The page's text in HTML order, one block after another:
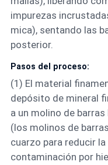
impurezas
mica), sentando las
posterior.
Pasos del proceso:
(1) El material
depósito de mineral
a un molino de
(los molinos de
cuarzo para reducir
contaminación por